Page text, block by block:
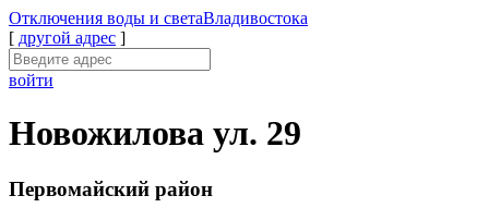
Отключения воды и светаВладивостока
[ другой адрес ]
войти
Новожилова ул. 29
Первомайский район